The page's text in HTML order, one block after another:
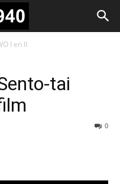
I en II
tai
0